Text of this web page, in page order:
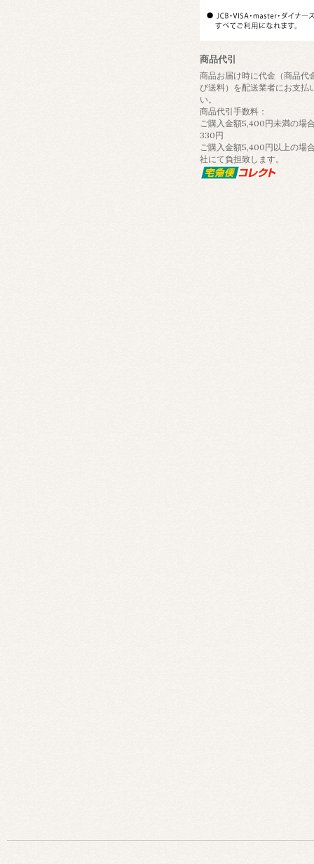
商品代引
商品お届け時に代金（商品代
び送料）を配送業者にお支払
い。
商品代引手数料：
ご購入金額5,400円未満の場
330円
ご購入金額5,400円以上の場
社にて負担致します。